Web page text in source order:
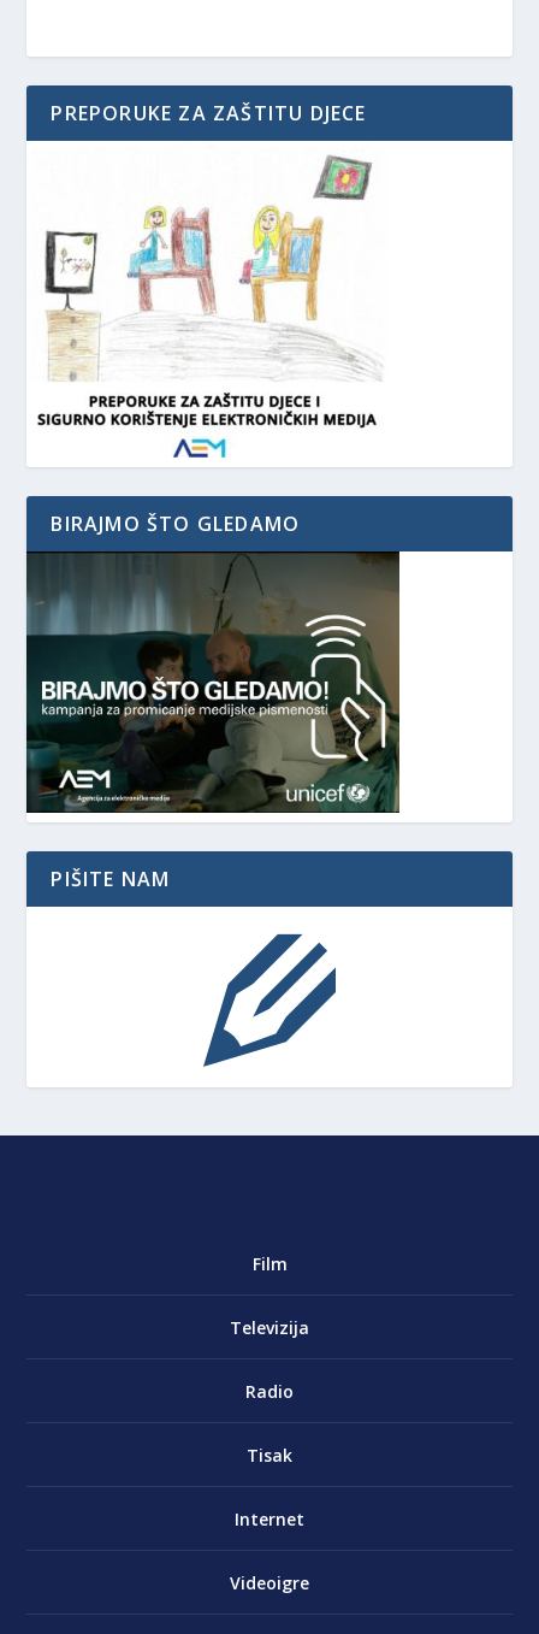
PREPORUKE ZA ZAŠTITU DJECE
BIRAJMO ŠTO GLEDAMO
PIŠITE NAM
Film
Televizija
Radio
Tisak
Internet
Videoigre